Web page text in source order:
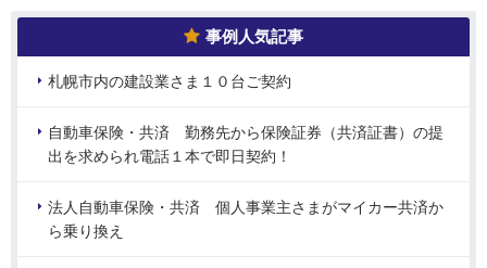
事例人気記事
札幌市内の建設業さま１０台ご契約
自動車保険・共済 勤務先から保険証券（共済証書）の提
出を求められ電話１本で即日契約！
法人自動車保険・共済 個人事業主さまがマイカー共済か
ら乗り換え